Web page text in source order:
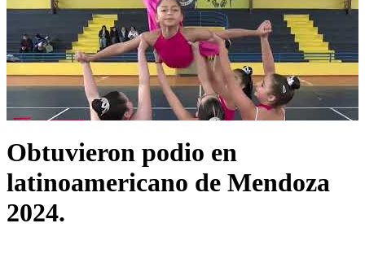
Obtuvieron podio en
latinoamericano de Mendoza
2024.